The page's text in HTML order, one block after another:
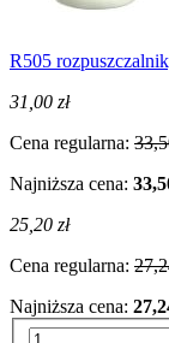
R505
31,00 zł
Cena regularna:
Najniższa cena:
25,20 zł
Cena regularna:
Najniższa cena: